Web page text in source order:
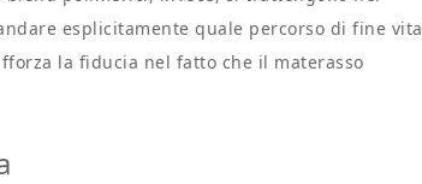
esplicitamente quale percorso di fine vita
la fiducia nel fatto che il materasso